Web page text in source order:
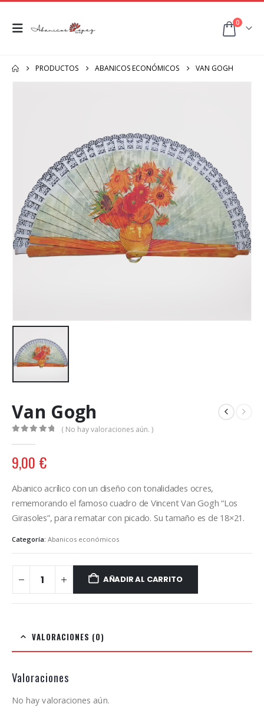
0
PRODUCTOS ABANICOS ECONÓMICOS VAN GOGH
Van Gogh
( No hay valoraciones aún. )
9,00 €
Abanico acrílico con un diseño con tonalidades ocres,
rememorando el famoso cuadro de Vincent Van Gogh “Los
Girasoles”, para rematar con picado. Su tamaño es de 18×21.
Categoría: Abanicos económicos
AÑADIR AL CARRITO
VALORACIONES (0)
Valoraciones
No hay valoraciones aún.